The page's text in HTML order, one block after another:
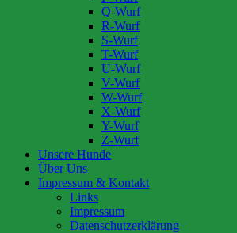
Q-Wurf
R-Wurf
S-Wurf
T-Wurf
U-Wurf
V-Wurf
W-Wurf
X-Wurf
Y-Wurf
Z-Wurf
Unsere Hunde
Über Uns
Impressum & Kontakt
Links
Impressum
Datenschutzerklärung